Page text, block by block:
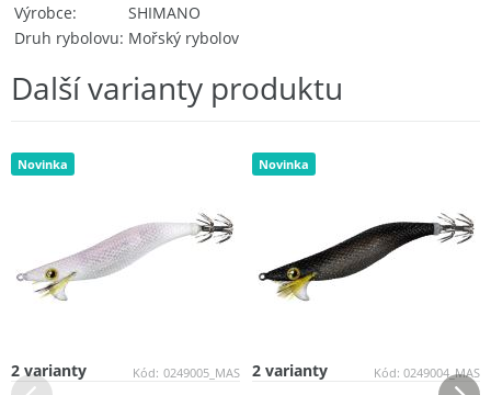
Výrobce
SHIMANO
Druh rybolovu Mořský rybolov
Další varianty produktu
Novinka
Kód: 0249005_MAS
2 varianty
Novinka
Kód: 0249004_MAS
2 varianty